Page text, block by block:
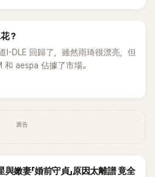
？
I-DLE 回歸了，雖然雨琦很漂亮，但
和 aespa 佔據了市場。
廣告
嫩妻「婚前守貞」原因太離譜 竟全